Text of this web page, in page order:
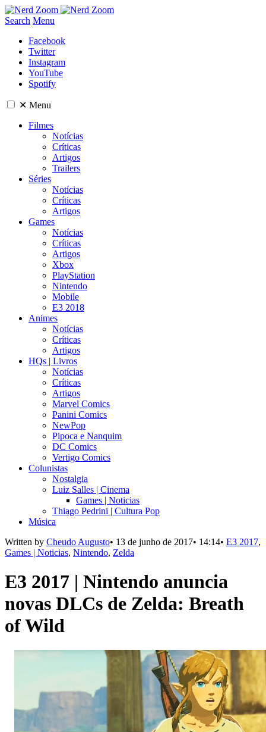
Search Menu
Facebook
Twitter
Instagram
YouTube
Spotify
✕ Menu
Filmes
Notícias
Críticas
Artigos
Trailers
Séries
Notícias
Críticas
Artigos
Games
Notícias
Críticas
Artigos
Xbox
PlayStation
Nintendo
Mobile
E3 2018
Animes
Notícias
Críticas
Artigos
HQs | Livros
Notícias
Críticas
Artigos
Marvel Comics
Panini Comics
NewPop
Pipoca e Nanquim
DC Comics
Vertigo Comics
Colunistas
Nostalgia
Luiz Salles | Cinema
Games | Noticias
Thiago Pedrini | Cultura Pop
Música
Written by Cheudo Augusto• 13 de junho de 2017• 14:14• E3 2017,
Games | Noticias, Nintendo, Zelda
E3 2017 | Nintendo anuncia
novas DLCs de Zelda: Breath
of Wild